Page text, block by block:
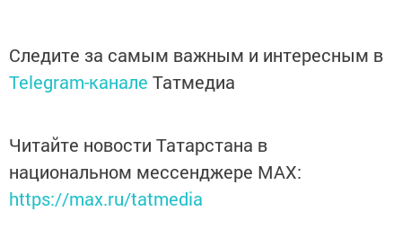
Следите за самым важным и интересным в
Telegram-канале Татмедиа
Читайте новости Татарстана в
национальном мессенджере MАХ:
https://max.ru/tatmedia